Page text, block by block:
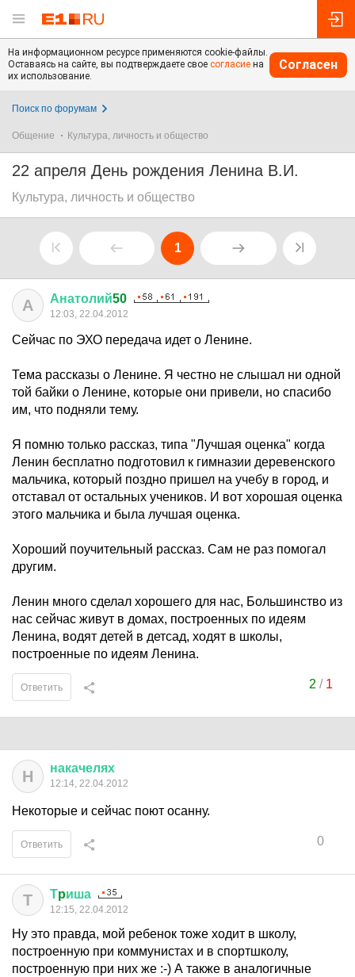
На информационном ресурсе применяются cookie-файлы.
Оставаясь на сайте, вы подтверждаете свое согласие на
их использование.
Согласен
Поиск по форумам
Общение Культура, личность и общество
22 апреля День рождения Ленина В.И.
Культура, личность и общество
1
А Анатолий50
12:03, 22.04.2012
Сейчас по ЭХО передача идет о Ленине.
Тема рассказы о Ленине. Я честно не слышал ни одной
той байки о Ленине, которые они привели, но спасибо
им, что подняли тему.
Я помню только рассказ, типа "Лучшая оценка" когда
Ленин бесплатно подготовил к гимназии деревенского
мальчика, который поздно пришел на учебу в город, и
отставал от остальных учеников. И вот хорошая оценка
этого мальчика и была лучшая оценка.
Хороший поучительный рассказ. Сам не раз помогал
другим.
Ленин много сделал хорошего для нас, Большинство из
нас сейчас живут в домах, построенных по идеям
Ленина, водят детей в детсад, ходят в школы,
построенные по идеям Ленина.
2 / 1
Ответить
Н накачелях
12:14, 22.04.2012
Некоторые и сейчас поют осанну.
0
Ответить
Т Тpиша
12:15, 22.04.2012
Ну это правда, мой ребенок тоже ходит в школу,
построенную при коммунистах и в спортшколу,
построенную при них же :-) А также в аналогичные